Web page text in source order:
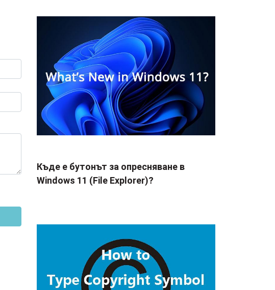
Къде е бутонът за опресняване в
Windows 11 (File Explorer)?